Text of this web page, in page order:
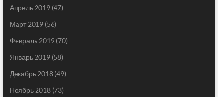
Апрель 2019(47)
Март 2019(56)
Февраль 2019(70)
Январь 2019(58)
Декабрь 2018(49)
Ноябрь 2018(73)